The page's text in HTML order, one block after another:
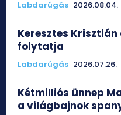
Labdarúgás 2026.08.04.
Keresztes
folytatja
Labdarúgás 2026.07.26.
Kétmilliós ünnep
a világbajnok